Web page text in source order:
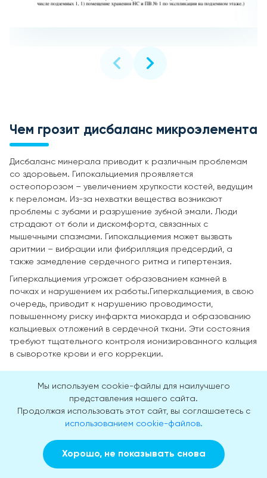
Чем грозит дисбаланс микроэлемента
Дисбаланс минерала приводит к различным проблемам
со здоровьем. Гипокальциемия проявляется
остеопорозом – увеличением хрупкости костей, ведущим
к переломам. Из-за нехватки вещества возникают
проблемы с зубами и разрушение зубной эмали. Люди
страдают от боли и дискомфорта, связанных с
мышечными спазмами. Гипокальциемия может вызвать
аритмии – вибрации или фибрилляция предсердий, а
также замедление сердечного ритма и гипертензия.
Гиперкальциемия угрожает образованием камней в
почках и нарушением их работы.Гиперкальциемия, в свою
очередь, приводит к нарушению проводимости,
повышенному риску инфаркта миокарда и образованию
кальциевых отложений в сердечной ткани. Эти состояния
требуют тщательного контроля ионизированного кальция
в сыворотке крови и его коррекции.
Пройти необходимое обследование можно записавшись в
нашу клинику по номеру телефона медучреждения или
специалист вам перезвонит, выслушает, расскажет об
услугах клиники и их стоимости, и проинформирует о
Мы используем cookie-файлы для наилучшего
представления нашего сайта.
Продолжая использовать этот сайт, вы соглашаетесь с
использованием cookie-файлов.
Хорошо, не показывать снова
Заказать звонок Вызвать врача на дом